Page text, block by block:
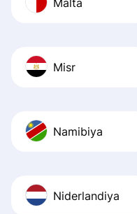
Misr
Namibiya
Niderlandiya